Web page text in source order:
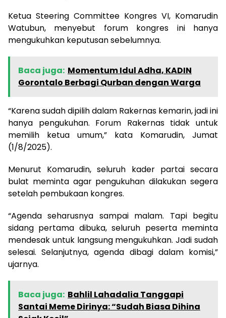
Ketua Steering Committee Kongres VI, Komarudin
Watubun, menyebut forum kongres ini hanya
mengukuhkan keputusan sebelumnya.
Baca juga: Momentum Idul Adha, KADIN
Gorontalo Berbagi Qurban dengan Warga
“Karena sudah dipilih dalam Rakernas kemarin, jadi ini
hanya pengukuhan. Forum Rakernas tidak untuk
memilih ketua umum,” kata Komarudin, Jumat
(1/8/2025).
Menurut Komarudin, seluruh kader partai secara
bulat meminta agar pengukuhan dilakukan segera
setelah pembukaan kongres.
“Agenda seharusnya sampai malam. Tapi begitu
sidang pertama dibuka, seluruh peserta meminta
mendesak untuk langsung mengukuhkan. Jadi sudah
selesai. Selanjutnya, agenda dibagi dalam komisi,”
ujarnya.
Baca juga: Bahlil Lahadalia Tanggapi
Santai Meme Dirinya: “Sudah Biasa Dihina